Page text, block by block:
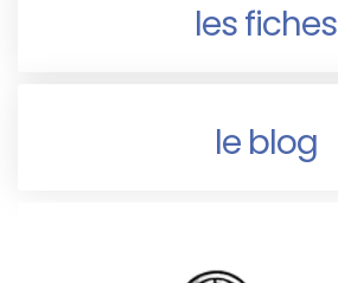
les fiches
le blog